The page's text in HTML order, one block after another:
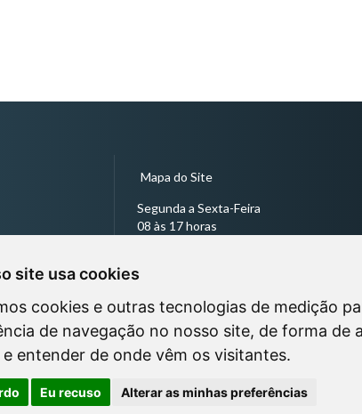
site usa cookies
cookies e outras tecnologias de medição
de navegação no nosso site, de forma de
entender de onde vêm os visitantes.
Eu recuso Alterar as minhas preferências
Mapa do Site
Segunda a Sexta-Feira
08 às 17 horas